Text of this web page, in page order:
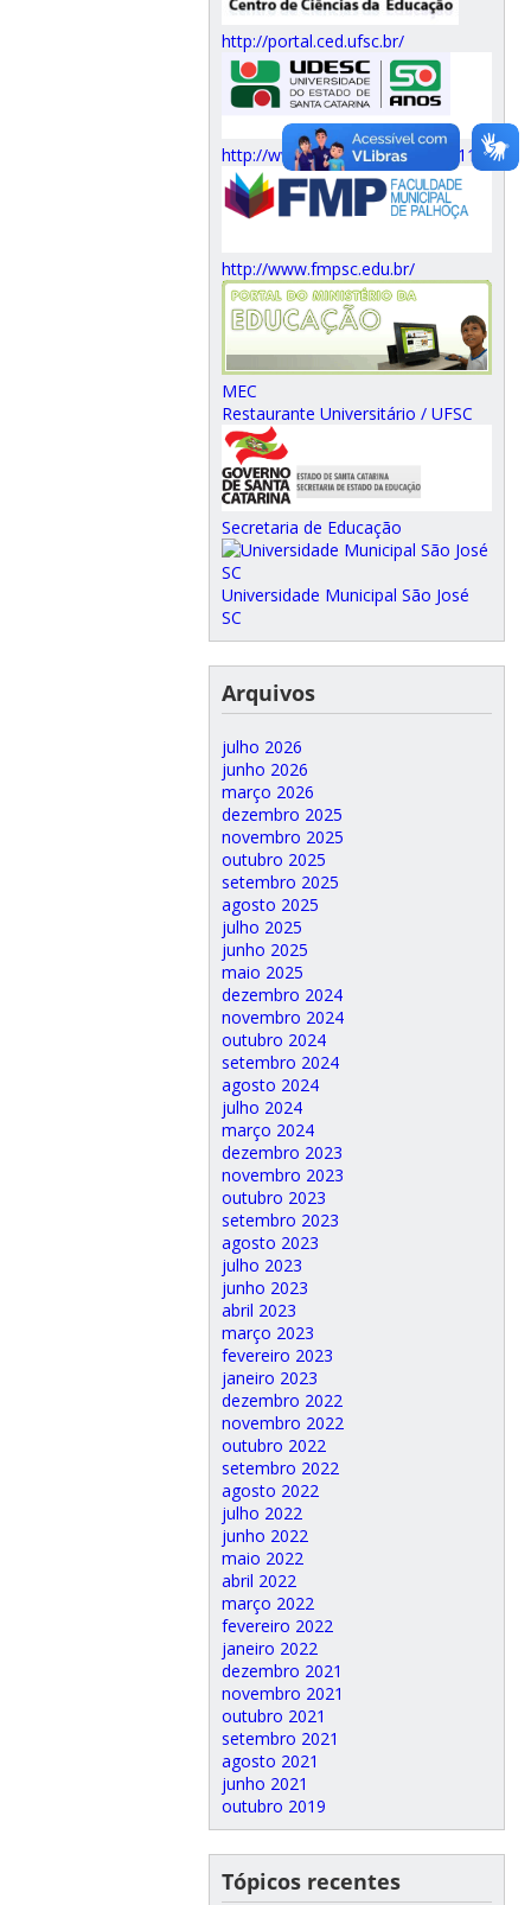
http://portal.ced.ufsc.br/
http://www.faed.udesc.br/?id=111
http://www.fmpsc.edu.br/
MEC
Restaurante Universitário / UFSC
Secretaria de Educação
Universidade Municipal São José
SC
Arquivos
julho 2026
junho 2026
março 2026
dezembro 2025
novembro 2025
outubro 2025
setembro 2025
agosto 2025
julho 2025
junho 2025
maio 2025
dezembro 2024
novembro 2024
outubro 2024
setembro 2024
agosto 2024
julho 2024
março 2024
dezembro 2023
novembro 2023
outubro 2023
setembro 2023
agosto 2023
julho 2023
junho 2023
abril 2023
março 2023
fevereiro 2023
janeiro 2023
dezembro 2022
novembro 2022
outubro 2022
setembro 2022
agosto 2022
julho 2022
junho 2022
maio 2022
abril 2022
março 2022
fevereiro 2022
janeiro 2022
dezembro 2021
novembro 2021
outubro 2021
setembro 2021
agosto 2021
junho 2021
outubro 2019
Tópicos recentes